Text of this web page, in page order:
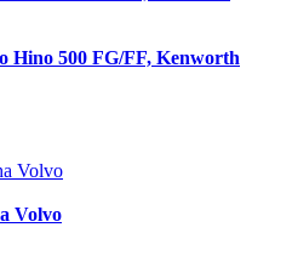
Hino 500 FG/FF, Kenworth
Volvo